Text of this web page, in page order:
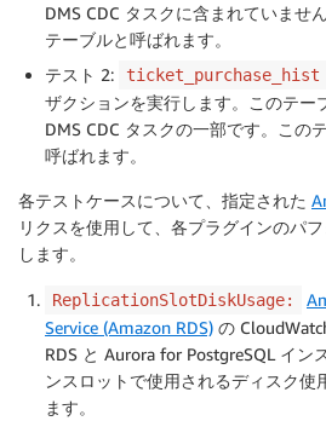
DMS CDC タスクに含まれていませ
テーブルと呼ばれます。
テスト 2:
ticket_purchase_hist
ザクションを実行します。このテー
DMS CDC タスクの一部です。この
呼ばれます。
各テストケースについて、指定された
リクスを使用して、各プラグインのパ
します。
ReplicationSlotDiskUsage:
Service (Amazon RDS) の
RDS と Aurora for PostgreSQL イン
ンスロットで使用されるディスク使
ます。